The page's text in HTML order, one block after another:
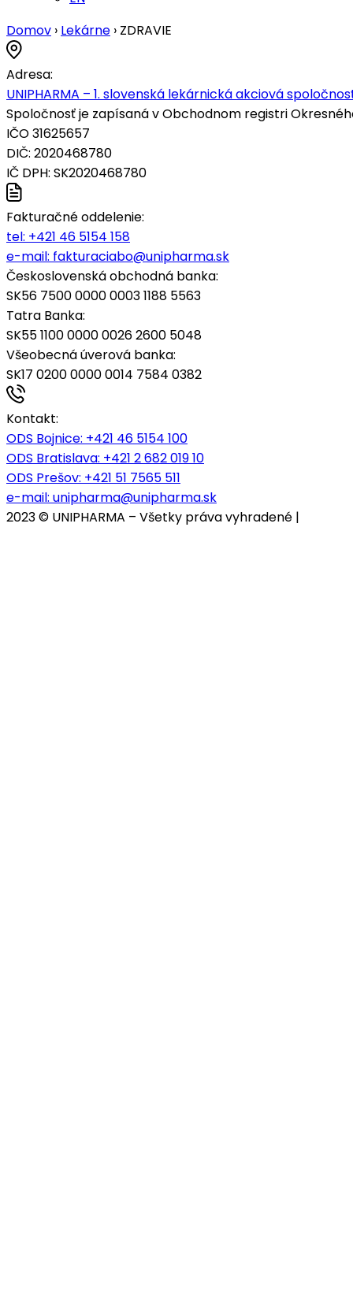
Domov › Lekárne › ZDRAVIE
Adresa:
UNIPHARMA – 1. slovenská lekárnická akciová
Spoločnosť je zapísaná v Obchodnom registri
IČO 31625657
DIČ: 2020468780
IČ DPH: SK2020468780
Fakturačné oddelenie:
tel: +421 46 5154 158
e-mail: fakturaciabo@unipharma.sk
Československá obchodná banka:
SK56 7500 0000 0003 1188 5563
Tatra Banka:
SK55 1100 0000 0026 2600 5048
Všeobecná úverová banka:
SK17 0200 0000 0014 7584 0382
Kontakt:
ODS Bojnice: +421 46 5154 100
ODS Bratislava: +421 2 682 019 10
ODS Prešov: +421 51 7565 511
e-mail: unipharma@unipharma.sk
2023 © UNIPHARMA – Všetky práva vyhradené |